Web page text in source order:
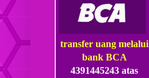
transfer uang melalui
bank BCA
4391445243 atas